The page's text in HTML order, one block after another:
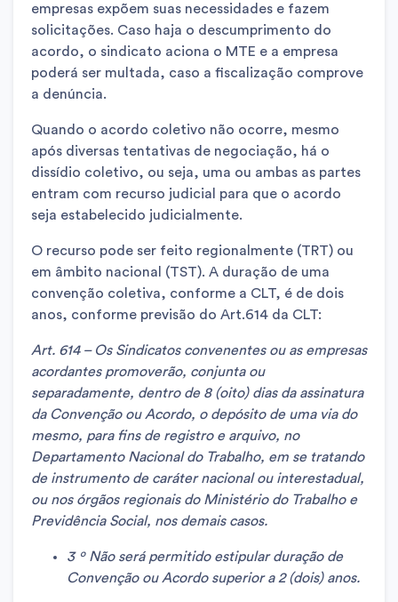
empresas expõem suas necessidades e fazem
solicitações. Caso haja o descumprimento do
acordo, o sindicato aciona o MTE e a empresa
poderá ser multada, caso a fiscalização comprove
a denúncia.
Quando o acordo coletivo não ocorre, mesmo
após diversas tentativas de negociação, há o
dissídio coletivo, ou seja, uma ou ambas as partes
entram com recurso judicial para que o acordo
seja estabelecido judicialmente.
O recurso pode ser feito regionalmente (TRT) ou
em âmbito nacional (TST). A duração de uma
convenção coletiva, conforme a CLT, é de dois
anos, conforme previsão do Art.614 da CLT:
Art. 614 – Os Sindicatos convenentes ou as empresas
acordantes promoverão, conjunta ou
separadamente, dentro de 8 (oito) dias da assinatura
da Convenção ou Acordo, o depósito de uma via do
mesmo, para fins de registro e arquivo, no
Departamento Nacional do Trabalho, em se tratando
de instrumento de caráter nacional ou interestadual,
ou nos órgãos regionais do Ministério do Trabalho e
Previdência Social, nos demais casos.
3 º Não será permitido estipular duração de
Convenção ou Acordo superior a 2 (dois) anos.